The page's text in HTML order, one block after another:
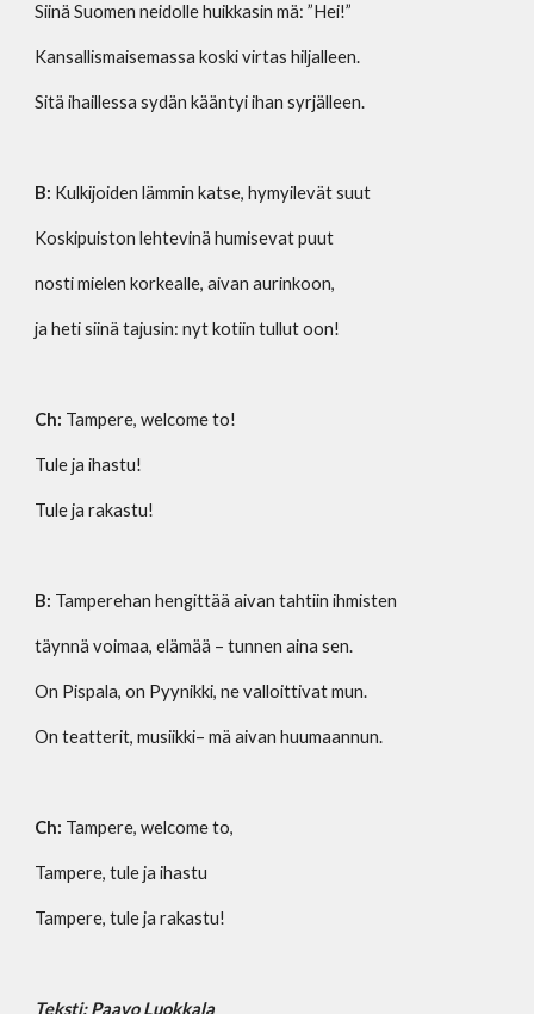
Siinä Suomen neidolle huikkasin mä: ”Hei!”
Kansallismaisemassa koski virtas hiljalleen.
Sitä ihaillessa sydän kääntyi ihan syrjälleen.
B: Kulkijoiden lämmin katse, hymyilevät suut
Koskipuiston lehtevinä humisevat puut
nosti mielen korkealle, aivan aurinkoon,
ja heti siinä tajusin: nyt kotiin tullut oon!
Ch: Tampere, welcome to!
Tule ja ihastu!
Tule ja rakastu!
B: Tamperehan hengittää aivan tahtiin ihmisten
täynnä voimaa, elämää – tunnen aina sen.
On Pispala, on Pyynikki, ne valloittivat mun.
On teatterit, musiikki– mä aivan huumaannun.
Ch: Tampere, welcome to,
Tampere, tule ja ihastu
Tampere, tule ja rakastu!
Teksti: Paavo Luokkala